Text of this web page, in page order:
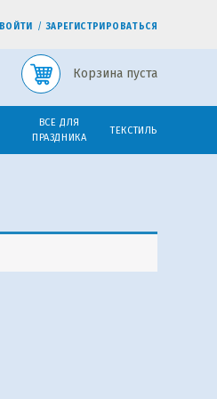
ВОЙТИ / ЗАРЕГИСТРИРОВАТЬСЯ
Корзина пуста
ВСЕ ДЛЯ
ПРАЗДНИКА
ТЕКСТИЛЬ